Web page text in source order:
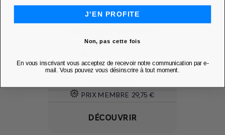
BLEU - 24H...
PRIX MEMBRE 29,75 €
DÉCOUVRIR
J'EN PROFITE
Non, pas cette fois
En vous inscrivant vous acceptez de recevoir notre communication par e-
mail. Vous pouvez vous désinscrire à tout moment.